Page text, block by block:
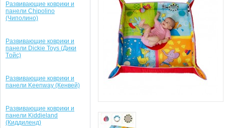
Развивающие коврики и
панели Chipolino
(Чиполино)
Развивающие коврики и
панели Dickie Toys (Дики
Tойс)
Развивающие коврики и
панели Keenway (Кенвей)
Развивающие коврики и
панели Kiddieland
(Киддиленд)